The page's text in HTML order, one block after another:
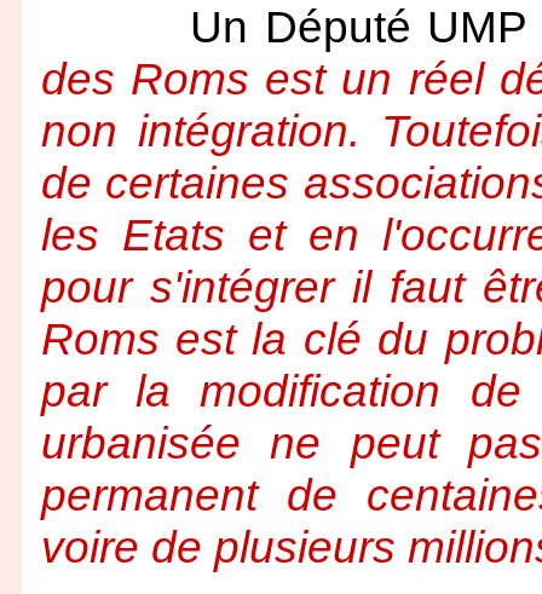
Un Député UMP a
des Roms est un réel
non intégration.
de certaines
les Etats et en
pour s'intégrer il faut
Roms est la clé du
par la modification
urbanisée ne peut
permanent de
voire de plusieurs